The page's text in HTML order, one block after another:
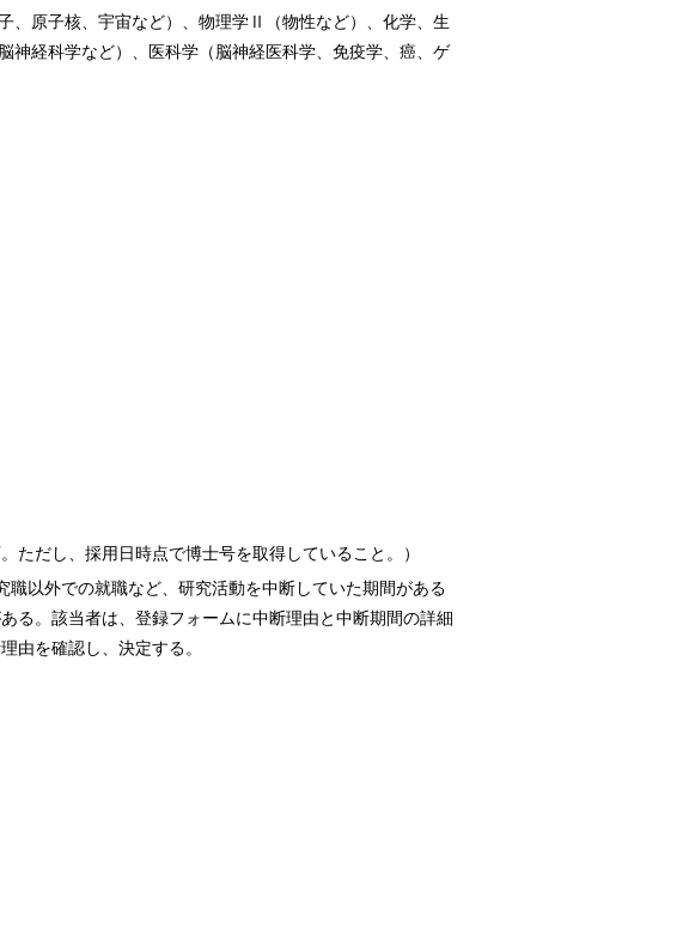
、原子核、宇宙など）、物理学Ⅱ（物性など）、化学、生
神経科学など）、医科学（脳神経医科学、免疫学、癌、ゲ
だし、採用日時点で博士号を取得していること。）
以外での就職など、研究活動を中断していた期間がある
る。該当者は、登録フォームに中断理由と中断期間の詳細
由を確認し、決定する。